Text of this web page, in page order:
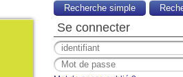
Recherche simple
Se connecter